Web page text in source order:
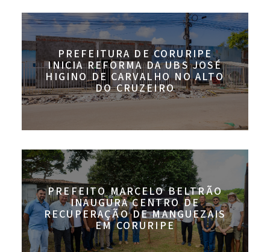
PREFEITURA DE CORURIPE
INICIA REFORMA DA UBS JOSÉ
HIGINO DE CARVALHO NO ALTO
DO CRUZEIRO
PREFEITO MARCELO BELTRÃO
INAUGURA CENTRO DE
RECUPERAÇÃO DE MANGUEZAIS
EM CORURIPE